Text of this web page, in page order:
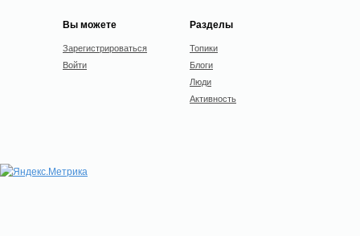
Вы можете
Зарегистрироваться
Войти
Разделы
Топики
Блоги
Люди
Активность